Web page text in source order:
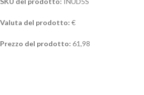
Valuta del prodotto: €
Prezzo del prodotto: 61,98